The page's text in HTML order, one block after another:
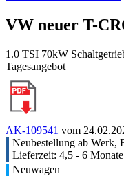
VW neuer T-
1.0 TSI 70kW
Tagesangebot
AK-109541 vom
Neubestellung ab Werk,
Lieferzeit: 4,5 - 6 Monate
Neuwagen